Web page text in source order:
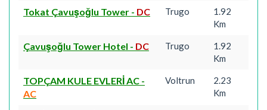
Tokat Çavuşoğlu Tower - DC Trugo
1.92
Km
Çavuşoğlu Tower Hotel - DC Trugo
1.92
Km
TOPÇAM KULE EVLERİ AC -
AC
Voltrun
2.23
Km